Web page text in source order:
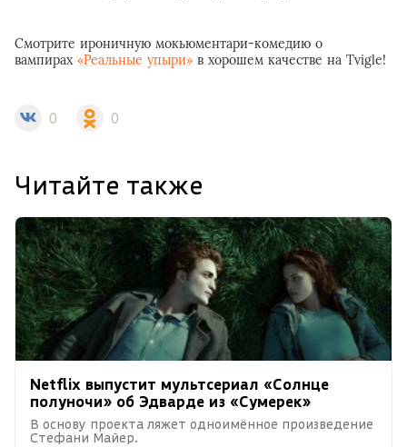
Смотрите ироничную мокьюментари-комедию о
вампирах «Реальные упыри» в хорошем качестве на Tvigle!
0 0
Читайте также
Netflix выпустит мультсериал «Солнце
полуночи» об Эдварде из «Сумерек»
В основу проекта ляжет одноимённое произведение
Стефани Майер.